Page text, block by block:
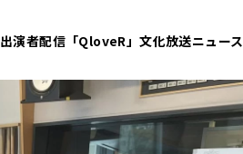
出演者配信「QloveR」文化放送ニュース